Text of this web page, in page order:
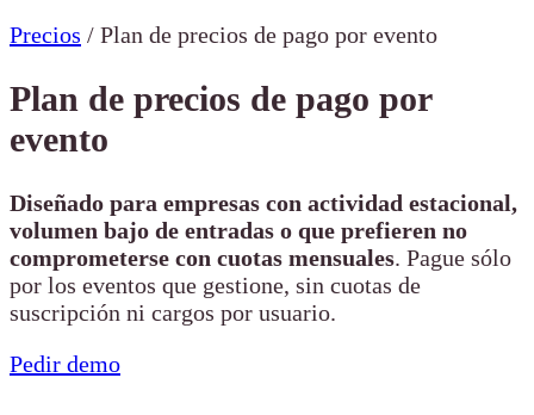
Precios / Plan de precios de pago por evento
Plan de precios de pago por
evento
Diseñado para empresas con actividad estacional,
volumen bajo de entradas o que prefieren no
comprometerse con cuotas mensuales. Pague sólo
por los eventos que gestione, sin cuotas de
suscripción ni cargos por usuario.
Pedir demo